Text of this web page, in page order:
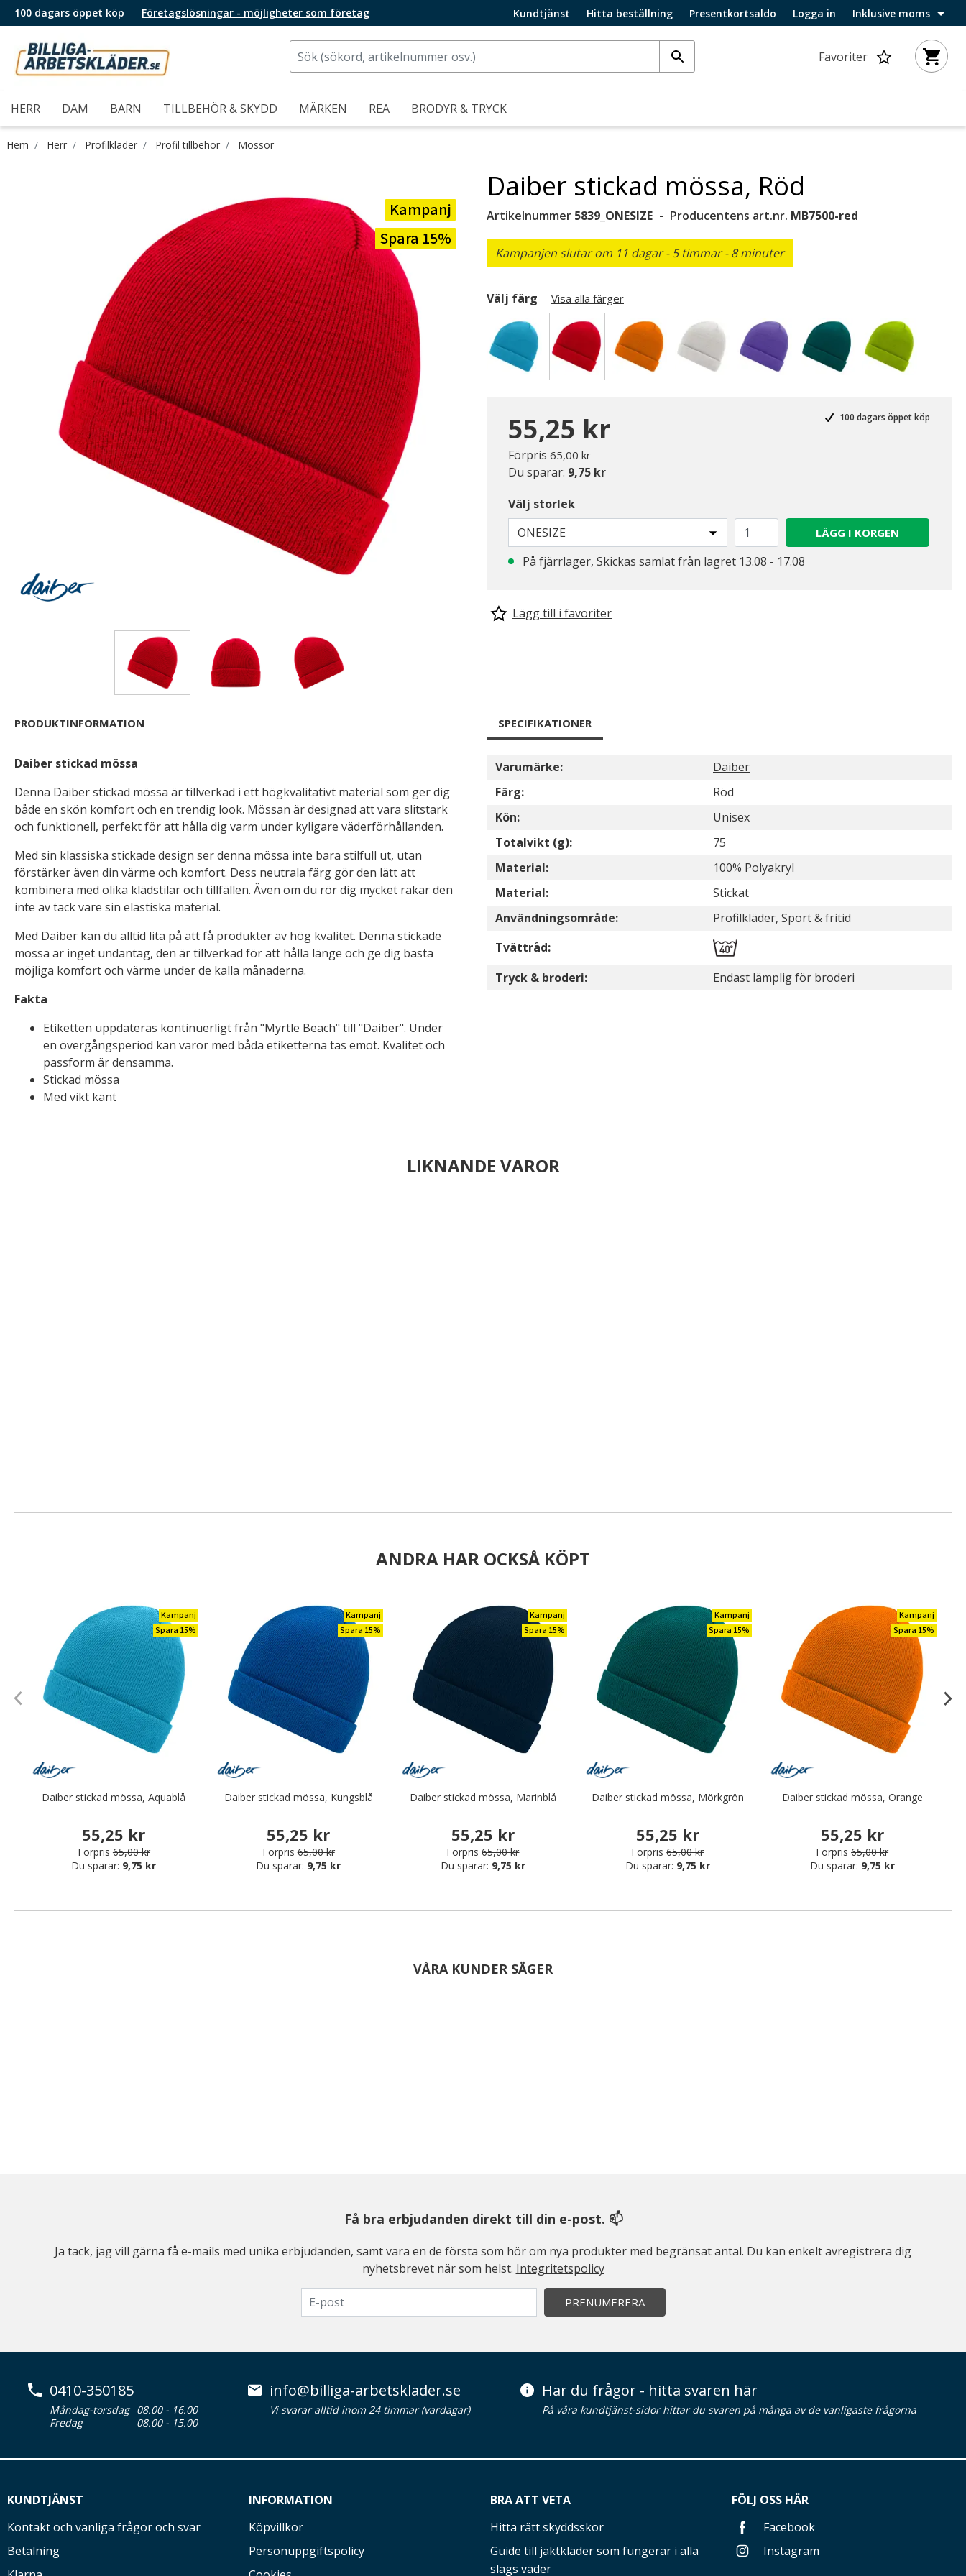
100 dagars öppet köp Företagslösningar - möjligheter som företag Kundtjänst Hitta beställning Presentkortsaldo Logga in Inklusive moms
Favoriter
HERR DAM BARN TILLBEHÖR & SKYDD MÄRKEN REA BRODYR & TRYCK
Hem Herr Profilkläder Profil tillbehör Mössor
Kampanj
Spara 15%
Daiber stickad mössa, Röd
Artikelnummer 5839_ONESIZE Producentens art.nr. MB7500-red
Kampanjen slutar om 11 dagar - 5 timmar - 8 minuter
Välj färg Visa alla färger
55,25 kr
Förpris Pris nedsatt från
65,00 krtill
Du sparar: 9,75 kr
100 dagars öppet köp
Välj storlek
ONESIZE
LÄGG I KORGEN
På fjärrlager, Skickas samlat från lagret 13.08 - 17.08
Lägg till i favoriter
PRODUKTINFORMATION
Daiber stickad mössa
Denna Daiber stickad mössa är tillverkad i ett högkvalitativt material som ger dig
både en skön komfort och en trendig look. Mössan är designad att vara slitstark
och funktionell, perfekt för att hålla dig varm under kyligare väderförhållanden.
Med sin klassiska stickade design ser denna mössa inte bara stilfull ut, utan
förstärker även din värme och komfort. Dess neutrala färg gör den lätt att
kombinera med olika klädstilar och tillfällen. Även om du rör dig mycket rakar den
inte av tack vare sin elastiska material.
Med Daiber kan du alltid lita på att få produkter av hög kvalitet. Denna stickade
mössa är inget undantag, den är tillverkad för att hålla länge och ge dig bästa
möjliga komfort och värme under de kalla månaderna.
Fakta
Etiketten uppdateras kontinuerligt från "Myrtle Beach" till "Daiber". Under
en övergångsperiod kan varor med båda etiketterna tas emot. Kvalitet och
passform är densamma.
Stickad mössa
Med vikt kant
SPECIFIKATIONER
Varumärke:
Daiber
Färg:
Röd
Kön:
Unisex
Totalvikt (g):
75
Material:
100% Polyakryl
Material:
Stickat
Användningsområde:
Profilkläder, Sport & fritid
Tvättråd:
Tryck & broderi:
Endast lämplig för broderi
LIKNANDE VAROR
ANDRA HAR OCKSÅ KÖPT
Kampanj
Spara 15%
Daiber stickad mössa, Aquablå
55,25 kr
Förpris 65,00 kr
Du sparar: 9,75 kr
Kampanj
Spara 15%
Daiber stickad mössa, Kungsblå
55,25 kr
Förpris 65,00 kr
Du sparar: 9,75 kr
Kampanj
Spara 15%
Daiber stickad mössa, Marinblå
55,25 kr
Förpris 65,00 kr
Du sparar: 9,75 kr
Kampanj
Spara 15%
Daiber stickad mössa, Mörkgrön
55,25 kr
Förpris 65,00 kr
Du sparar: 9,75 kr
Kampanj
Spara 15%
Daiber stickad mössa, Orange
55,25 kr
Förpris 65,00 kr
Du sparar: 9,75 kr
VÅRA KUNDER SÄGER
Få bra erbjudanden direkt till din e-post. 📫
Ja tack, jag vill gärna få e-mails med unika erbjudanden, samt vara en de första som hör om nya produkter med begränsat antal. Du kan enkelt avregistrera dig
nyhetsbrevet när som helst. Integritetspolicy
PRENUMERERA
0410-350185
Måndag-torsdag 08.00 - 16.00
Fredag
08.00 - 15.00
info@billiga-arbetsklader.se
Vi svarar alltid inom 24 timmar (vardagar)
Har du frågor - hitta svaren här
På våra kundtjänst-sidor hittar du svaren på många av de vanligaste frågorna
KUNDTJÄNST
Kontakt och vanliga frågor och svar
Betalning
INFORMATION
Köpvillkor
Personuppgiftspolicy
BRA ATT VETA
Hitta rätt skyddsskor
Guide till jaktkläder som fungerar i alla
slags väder
FÖLJ OSS HÄR
Facebook
Instagram